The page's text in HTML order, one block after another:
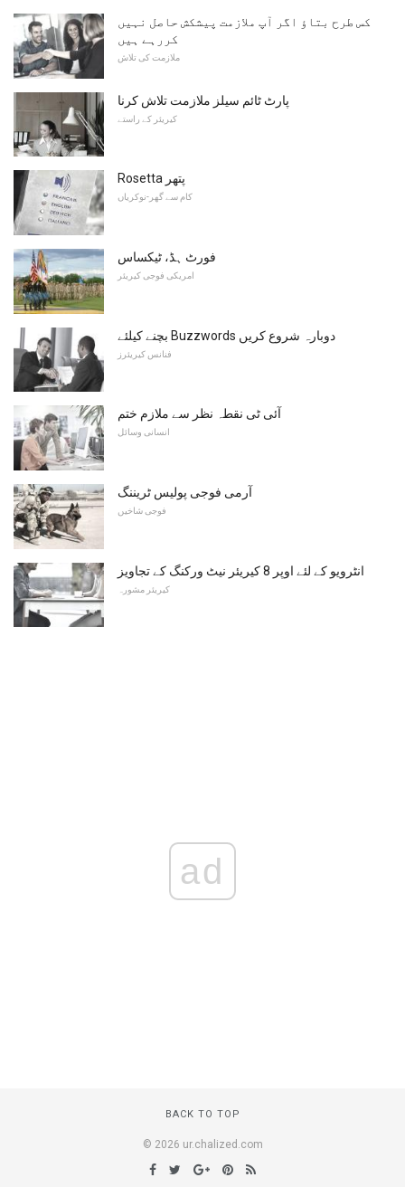
کس طرح بتاؤ اگر آپ ملازمت پیشکش حاصل نہیں
کررہے ہیں
ملازمت کی تلاش
پارٹ ٹائم سیلز ملازمت تلاش کرنا
کیریئر کے راستے
Rosetta پتھر
کام سے گھر-نوکریاں
فورٹ ہڈ، ٹیکساس
امریکی فوجی کیریئر
بچنے کیلئے Buzzwords دوبارہ شروع کریں
فنانس کیریئرز
آئی ٹی نقطہ نظر سے ملازم ختم
انسانی وسائل
آرمی فوجی پولیس ٹریننگ
فوجی شاخیں
انٹرویو کے لئے اوپر 8 کیریئر نیٹ ورکنگ کے تجاویز
کیریئر مشورہ
ad
BACK TO TOP
© 2026 ur.chalized.com